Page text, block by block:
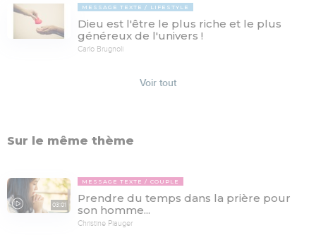
MESSAGE TEXTE LIFESTYLE
Dieu est l'être le plus riche et le plus
généreux de l'univers !
Carlo Brugnoli
Voir tout
Sur le même thème
03:01
MESSAGE TEXTE COUPLE
Prendre du temps dans la prière pour
son homme...
Christine Piauger